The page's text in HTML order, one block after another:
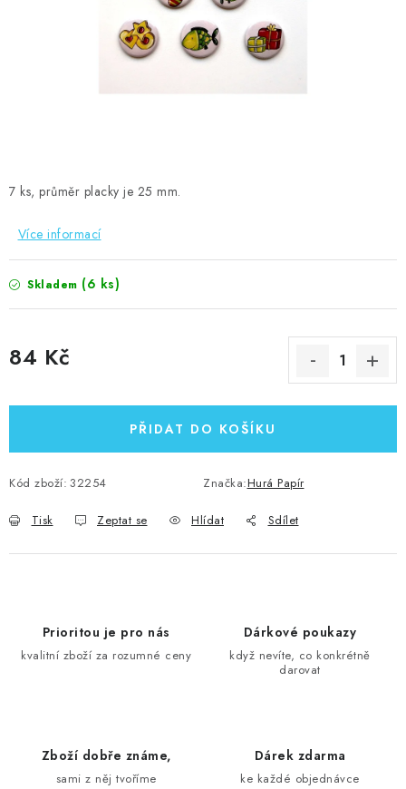
Jak nakupovat
7 ks, průměr placky je 25 mm.
Více informací
Skladem (6 ks)
84 Kč
PŘIDAT DO KOŠÍKU
Kód zboží: 32254 Značka:Hurá Papír
Tisk Zeptat se Hlídat Sdílet
Prioritou je pro nás
kvalitní zboží za rozumné ceny
Dárkové poukazy
když nevíte, co konkrétně
darovat
Zboží dobře známe,
sami z něj tvoříme
Dárek zdarma
ke každé objednávce